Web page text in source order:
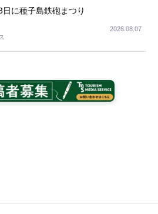
に種子島鉄砲まつり
2026.08.07